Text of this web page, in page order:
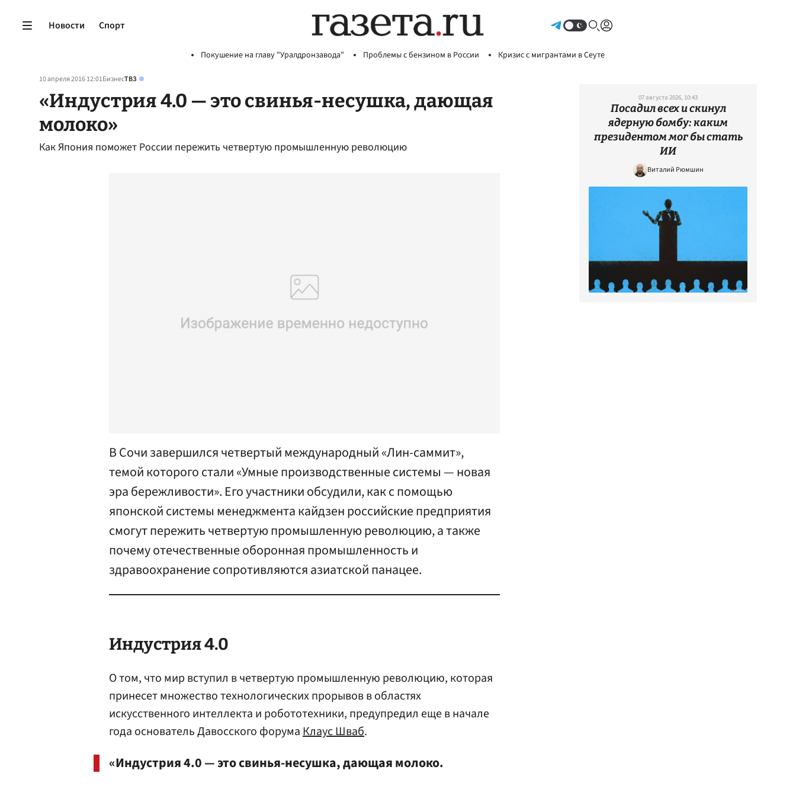
Новости Спорт
Покушение на главу "Уралдронзавода" Проблемы с бензином в России Кризис с мигрантами в Сеуте
10 апреля 2016 12:01БизнесТВЗ
«Индустрия 4.0 — это свинья-несушка, дающая
молоко»
Как Япония поможет России пережить четвертую промышленную революцию
В Сочи завершился четвертый международный «Лин-cаммит»,
темой которого стали «Умные производственные системы — новая
эра бережливости». Его участники обсудили, как с помощью
японской системы менеджмента кайдзен российские предприятия
смогут пережить четвертую промышленную революцию, а также
почему отечественные оборонная промышленность и
здравоохранение сопротивляются азиатской панацее.
Индустрия 4.0
О том, что мир вступил в четвертую промышленную революцию, которая
принесет множество технологических прорывов в областях
искусственного интеллекта и робототехники, предупредил еще в начале
года основатель Давосского форумаКлаус Шваб.
«Индустрия 4.0 — это свинья-несушка, дающая молоко.
07 августа 2026, 10:43
Посадил всех и скинул
ядерную бомбу: каким
президентом мог бы стать
ИИ
Виталий Рюмшин